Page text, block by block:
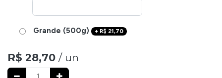
Grande (500g) + R$ 21,70
R$ 28,70 / un